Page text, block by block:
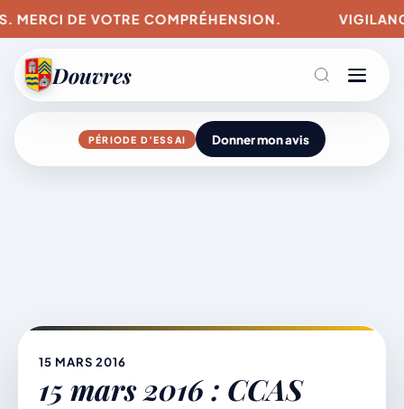
DE VOTRE COMPRÉHENSION.
Douvres
Agenda
Mairie & Vie municipale
PÉRIODE D’ESSAI Donner mon avis
15 MARS 2016
15 mars 2016 : CCAS